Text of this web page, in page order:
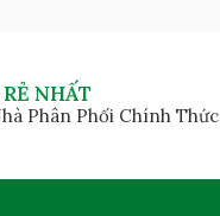
NHẤT
Phân Phối Chính Thức